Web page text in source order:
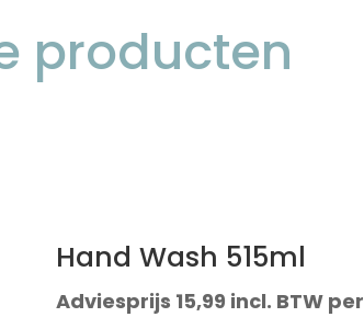
producten
Hand Wash 515ml
Adviesprijs 15,99 incl. BTW per